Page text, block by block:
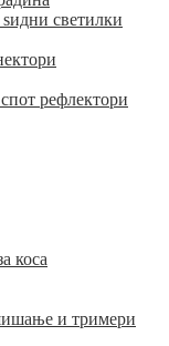
светилки
рефлектори
коса
и тримери